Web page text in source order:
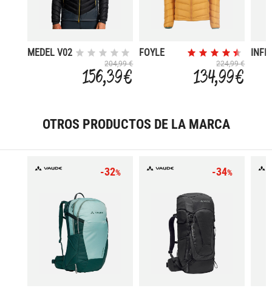
MEDEL V02
204,99 €
156,39 €
FOYLE
224,99 €
134,99 €
OTROS PRODUCTOS DE LA MARCA
-32% -34%